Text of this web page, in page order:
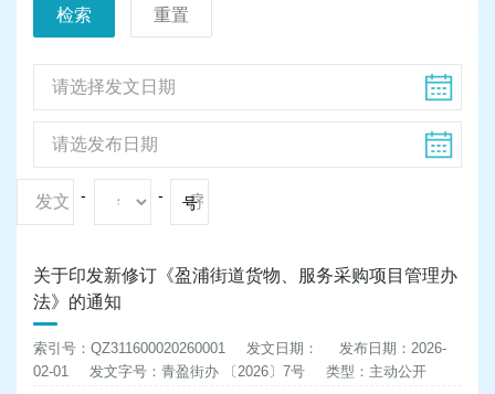
检索 重置
- - 号
关于印发新修订《盈浦街道货物、服务采购项目管理办
法》的通知
索引号：QZ311600020260001 发文日期：
发布日期：2026-
02-01
发文字号：青盈街办 〔2026〕7号 类型：主动公开